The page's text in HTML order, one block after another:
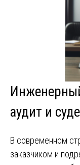
аудит и
В современном
заказчиком и